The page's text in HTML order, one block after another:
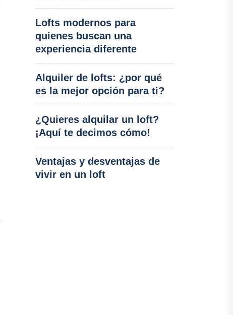
Lofts modernos para
quienes buscan una
experiencia diferente
Alquiler de lofts: ¿por qué
es la mejor opción para ti?
¿Quieres alquilar un loft?
¡Aquí te decimos cómo!
Ventajas y desventajas de
vivir en un loft